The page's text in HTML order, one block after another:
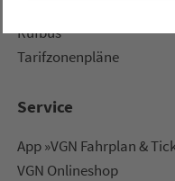
Rufbus
Ta­rif­zo­nen­plä­ne
Service
App »VGN Fahrplan &
VGN On­line­shop